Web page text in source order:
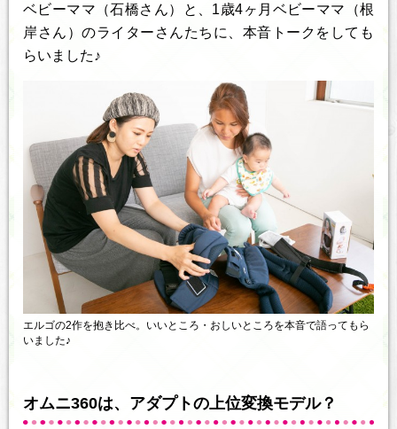
ベビーママ（石橋さん）と、1歳4ヶ月ベビーママ（根
岸さん）のライターさんたちに、本音トークをしても
らいました♪
エルゴの2作を抱き比べ。いいところ・おしいところを本音で語ってもら
いました♪
オムニ360は、アダプトの上位変換モデル？